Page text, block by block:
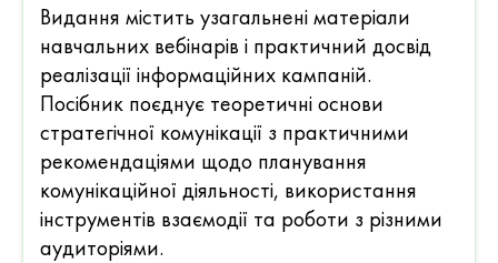
Видання містить узагальнені матеріали
навчальних вебінарів і практичний досвід
реалізації інформаційних кампаній.
Посібник поєднує теоретичні основи
стратегічної комунікації з практичними
рекомендаціями щодо планування
комунікаційної діяльності, використання
інструментів взаємодії та роботи з різними
аудиторіями.